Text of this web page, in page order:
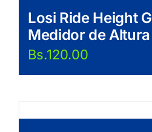
Losi Ride Height
Medidor de
Bs.120.00